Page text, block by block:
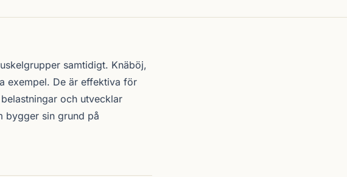
samtidigt. Knäböj,
exempel. De är effektiva för
och utvecklar
bygger sin grund på